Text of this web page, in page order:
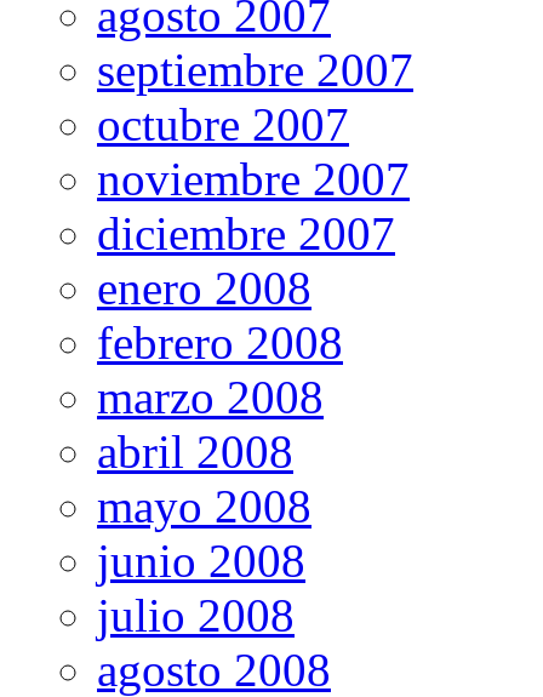
agosto 2007
septiembre 2007
octubre 2007
noviembre 2007
diciembre 2007
enero 2008
febrero 2008
marzo 2008
abril 2008
mayo 2008
junio 2008
julio 2008
agosto 2008